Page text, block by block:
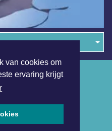
van cookies om
ervaring krijgt